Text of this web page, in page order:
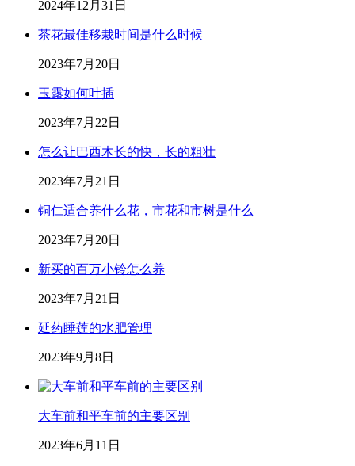
2024年12月31日
茶花最佳移栽时间是什么时候
2023年7月20日
玉露如何叶插
2023年7月22日
怎么让巴西木长的快，长的粗壮
2023年7月21日
铜仁适合养什么花，市花和市树是什么
2023年7月20日
新买的百万小铃怎么养
2023年7月21日
延药睡莲的水肥管理
2023年9月8日
大车前和平车前的主要区别
2023年6月11日